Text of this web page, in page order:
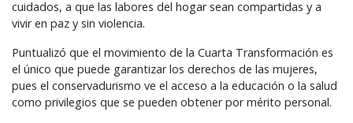
cuidados, a que las labores del hogar sean compartidas y a
vivir en paz y sin violencia.
Puntualizó que el movimiento de la Cuarta Transformación es
el único que puede garantizar los derechos de las mujeres,
pues el conservadurismo ve el acceso a la educación o la salud
como privilegios que se pueden obtener por mérito personal.